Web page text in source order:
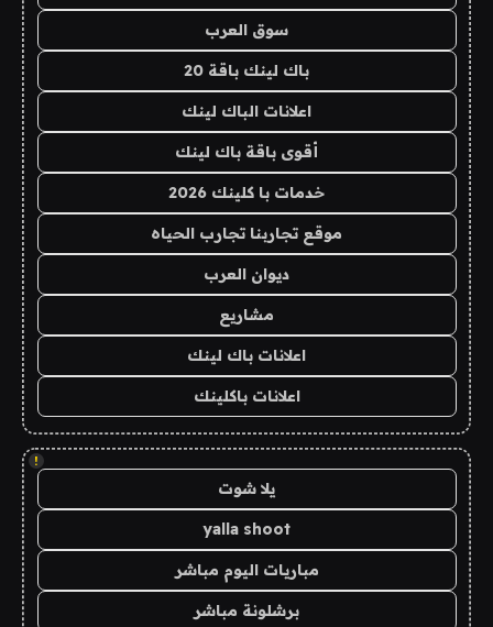
سوق العرب
باك لينك باقة 20
اعلانات الباك لينك
أقوى باقة باك لينك
خدمات با كلينك 2026
موقع تجاربنا تجارب الحياه
ديوان العرب
مشاريع
اعلانات باك لينك
اعلانات باكلينك
!
يلا شوت
yalla shoot
مباريات اليوم مباشر
برشلونة مباشر